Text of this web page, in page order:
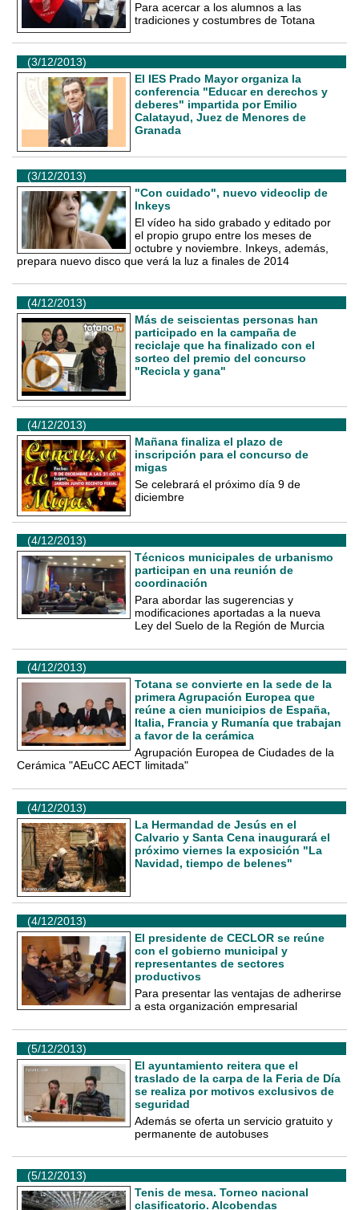
Para acercar a los alumnos a las
tradiciones y costumbres de Totana
(3/12/2013)
El IES Prado Mayor organiza la
conferencia "Educar en derechos y
deberes" impartida por Emilio
Calatayud, Juez de Menores de
Granada
(3/12/2013)
"Con cuidado", nuevo videoclip de
Inkeys
El vídeo ha sido grabado y editado por
el propio grupo entre los meses de
octubre y noviembre. Inkeys, además,
prepara nuevo disco que verá la luz a finales de 2014
(4/12/2013)
Más de seiscientas personas han
participado en la campaña de
reciclaje que ha finalizado con el
sorteo del premio del concurso
"Recicla y gana"
(4/12/2013)
Mañana finaliza el plazo de
inscripción para el concurso de
migas
Se celebrará el próximo día 9 de
diciembre
(4/12/2013)
Técnicos municipales de urbanismo
participan en una reunión de
coordinación
Para abordar las sugerencias y
modificaciones aportadas a la nueva
Ley del Suelo de la Región de Murcia
(4/12/2013)
Totana se convierte en la sede de la
primera Agrupación Europea que
reúne a cien municipios de España,
Italia, Francia y Rumanía que trabajan
a favor de la cerámica
Agrupación Europea de Ciudades de la
Cerámica "AEuCC AECT limitada"
(4/12/2013)
La Hermandad de Jesús en el
Calvario y Santa Cena inaugurará el
próximo viernes la exposición "La
Navidad, tiempo de belenes"
(4/12/2013)
El presidente de CECLOR se reúne
con el gobierno municipal y
representantes de sectores
productivos
Para presentar las ventajas de adherirse
a esta organización empresarial
(5/12/2013)
El ayuntamiento reitera que el
traslado de la carpa de la Feria de Día
se realiza por motivos exclusivos de
seguridad
Además se oferta un servicio gratuito y
permanente de autobuses
(5/12/2013)
Tenis de mesa. Torneo nacional
clasificatorio. Alcobendas